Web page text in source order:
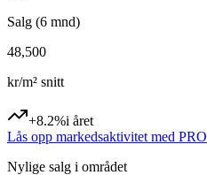
Salg (6 mnd)
48,500
kr/m² snitt
+8.2%i året
Lås opp markedsaktivitet med PRO
Nylige salg i området